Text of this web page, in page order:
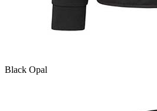
Black Opal